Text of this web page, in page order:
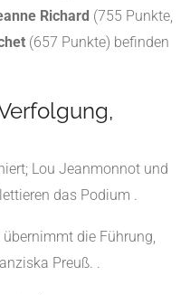
Richard (755 Punkte,
(657 Punkte) befinden
Lou Jeanmonnot und
das Podium .
die Führung,
Preuß. .